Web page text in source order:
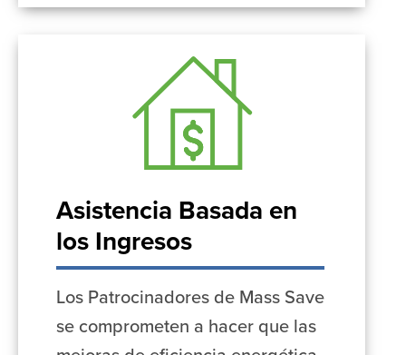
Asistencia Basada en
los Ingresos
Los Patrocinadores de Mass Save
se comprometen a hacer que las